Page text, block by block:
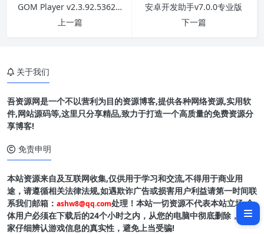
GOM Player v2.3.92.5362绿色版
上一篇
安卓开发助手v7.0.0专业版
下一篇
软件截图
版本特点
关于我们
吾资源网是一个不以营利为目的资源博客,提供各种网络资源,实用软
件,网站源码等,这里只分享精品,致力于打造一个高质量的免费资源分
享博客!
免责申明
本站资源来自及互联网收集,仅供用于学习和交流,不得用于商业用
途，请遵循相关法律法规,如遇欺诈广告或损害用户利益请第一时间联
系我们邮箱： ashw8@qq.com处理！本站一切资源不代表本站立场,全
体用户必须在下载后的24个小时之内，从您的电脑中彻底删除，请玩
家仔细辨认游戏信息的真实性，避免上当受骗!